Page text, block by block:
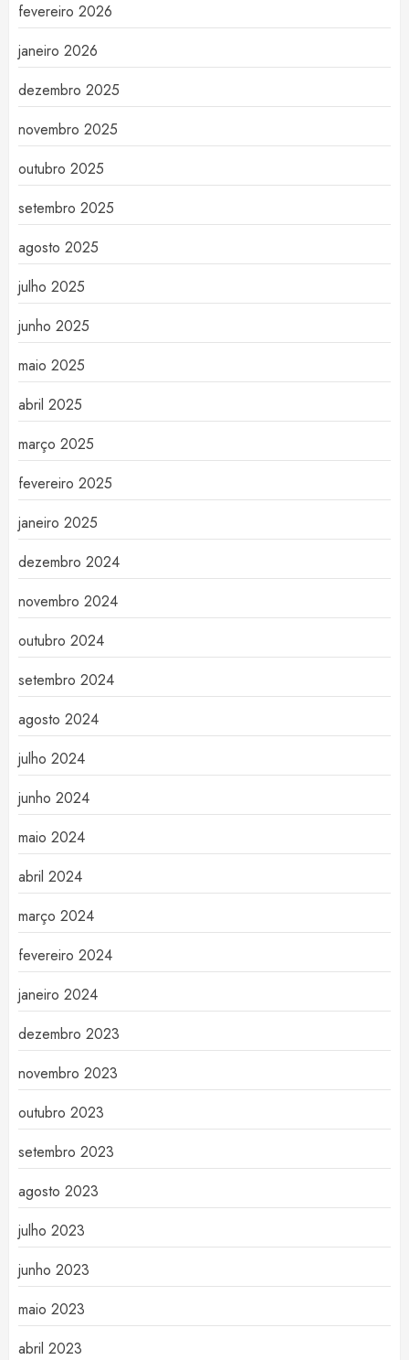
fevereiro 2026
janeiro 2026
dezembro 2025
novembro 2025
outubro 2025
setembro 2025
agosto 2025
julho 2025
junho 2025
maio 2025
abril 2025
março 2025
fevereiro 2025
janeiro 2025
dezembro 2024
novembro 2024
outubro 2024
setembro 2024
agosto 2024
julho 2024
junho 2024
maio 2024
abril 2024
março 2024
fevereiro 2024
janeiro 2024
dezembro 2023
novembro 2023
outubro 2023
setembro 2023
agosto 2023
julho 2023
junho 2023
maio 2023
abril 2023